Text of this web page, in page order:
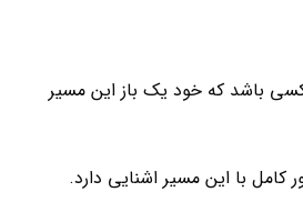
باشد که خود یک باز این مسیر
کامل با این مسیر اشنایی دارد.